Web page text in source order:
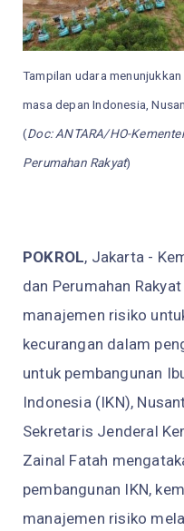
Tampilan udara
masa depan Indonesia,
(Doc: ANTARA/HO-
Perumahan Rakyat)
POKROL, Jakarta -
dan Perumahan
manajemen risiko
kecurangan dalam
untuk pembangunan
Indonesia (IKN),
Sekretaris Jenderal
Zainal Fatah
pembangunan IKN,
manajemen risiko